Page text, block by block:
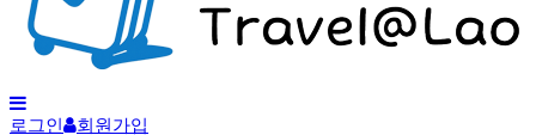
로그인 회원가입